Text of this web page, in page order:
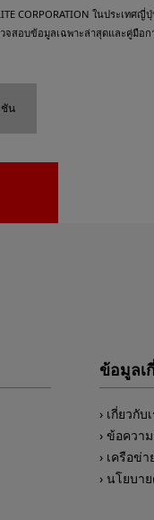
CORPORATION ในประเทศ
วจสอบข้อมูลเฉพาะล่าสุดและคู่มื
น
ข้อมูลเ
เกี่ยวกับ
ข้อควา
เครือข่
นโยบา